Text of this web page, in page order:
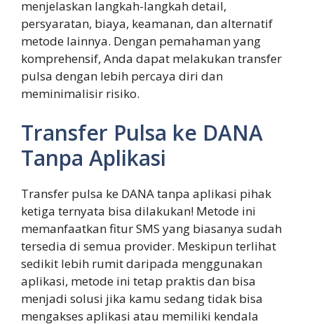
menjelaskan langkah-langkah detail,
persyaratan, biaya, keamanan, dan alternatif
metode lainnya. Dengan pemahaman yang
komprehensif, Anda dapat melakukan transfer
pulsa dengan lebih percaya diri dan
meminimalisir risiko.
Transfer Pulsa ke DANA
Tanpa Aplikasi
Transfer pulsa ke DANA tanpa aplikasi pihak
ketiga ternyata bisa dilakukan! Metode ini
memanfaatkan fitur SMS yang biasanya sudah
tersedia di semua provider. Meskipun terlihat
sedikit lebih rumit daripada menggunakan
aplikasi, metode ini tetap praktis dan bisa
menjadi solusi jika kamu sedang tidak bisa
mengakses aplikasi atau memiliki kendala